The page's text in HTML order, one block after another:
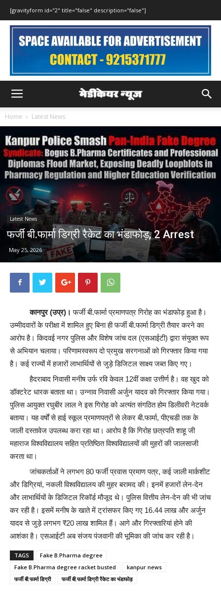
[gravityform id="2" title="false" description="false"]
Home Latest News
Latest News
फर्जी बी.फार्मा डिग्री रैकेट का भंडाफोड़, 2 Arrest
May 25, 2026
कानपुर (उप्र)। फर्जी बी.फार्मा प्रमाणपत्र गिरोह का भंडाफोड़ हुआ है।
उम्मीदवारों के परीक्षा में शामिल हुए बिना ही फर्जी बी.फार्मा डिग्री तैयार करने का
आरोप है। किदवई नगर पुलिस और विशेष जांच दल (एसआईटी) द्वारा संयुक्त रूप
से अभियान चलाया। परिणामस्वरूप दो प्रमुख सरगनाओं को गिरफ्तार किया गया
है। कई राज्यों में हजारों लाभार्थियों से जुड़े डिजिटल साक्ष्य जब्त किए गए।
हैदराबाद निवासी मनीष उर्फ रवि केवल 12वीं कक्षा उत्तीर्ण है। वह खुद को
डॉक्टरेट धारक बताता था। उन्नाव निवासी अर्जुन यादव को गिरफ्तार किया गया।
पुलिस आयुक्त रघुबीर लाल ने इस गिरोह को अत्यंत संगठित होम डिलीवरी नेटवर्क
बताया। यह वर्षों से हाई स्कूल प्रमाणपत्रों से लेकर बी.फार्मा, पीएचडी तक के
जाली दस्तावेज उपलब्ध करा रहा था। आरोप है कि गिरोह छत्रपति शाहू जी
महाराज विश्वविद्यालय सहित प्रतिष्ठित विश्वविद्यालयों की मुहरों की जालसाजी
करता था।
जांचकर्ताओं ने लगभग 80 फर्जी प्रवास प्रमाण पत्र, कई जाली मार्कशीट
और डिग्रियां, नकली विश्वविद्यालय की मुहर बरामद की। इनमें हजारों लेन-देन
और लाभार्थियों के डिजिटल रिकॉर्ड मौजूद थे। पुलिस वित्तीय लेन-देन की भी जांच
कर रही है। इसमें मनीष के खाते में ट्रांसफर किए गए 16.44 लाख और अर्जुन
यादव से जुड़े लगभग ₹20 लाख शामिल हैं। आगे और गिरफ्तारियां होने की
आशंका है। एसआईटी अब संजय पंजवानी की भूमिका की जांच कर रही है।
TAGS
Fake B.Pharma degree
Fake B.Pharma degree racket busted
kanpur news
फर्जी बी.फार्मा डिग्री
फर्जी बी.फार्मा डिग्री रैकेट का भंडाफोड़